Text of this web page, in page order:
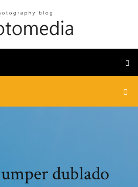
dublado